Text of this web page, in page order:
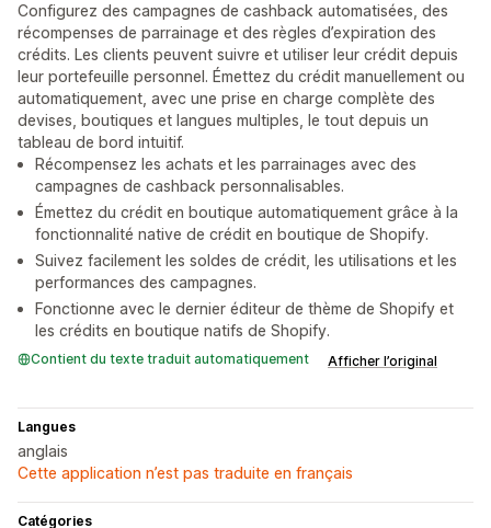
Configurez des campagnes de cashback automatisées, des
récompenses de parrainage et des règles d’expiration des
crédits. Les clients peuvent suivre et utiliser leur crédit depuis
leur portefeuille personnel. Émettez du crédit manuellement ou
automatiquement, avec une prise en charge complète des
devises, boutiques et langues multiples, le tout depuis un
tableau de bord intuitif.
Récompensez les achats et les parrainages avec des
campagnes de cashback personnalisables.
Émettez du crédit en boutique automatiquement grâce à la
fonctionnalité native de crédit en boutique de Shopify.
Suivez facilement les soldes de crédit, les utilisations et les
performances des campagnes.
Fonctionne avec le dernier éditeur de thème de Shopify et
les crédits en boutique natifs de Shopify.
Contient du texte traduit automatiquement Afficher l’original
Langues
anglais
Cette application n’est pas traduite en français
Catégories